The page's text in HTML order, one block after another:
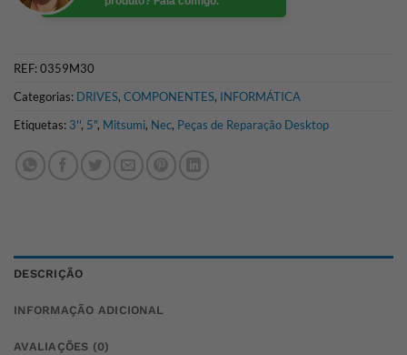
REF:0359M30
Categorias: DRIVES, COMPONENTES, INFORMÁTICA
Etiquetas: 3'', 5", Mitsumi, Nec, Peças de Reparação Desktop
DESCRIÇÃO
INFORMAÇÃO ADICIONAL
AVALIAÇÕES (0)